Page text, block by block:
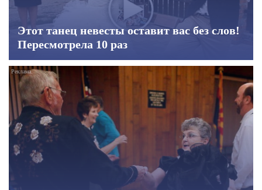
Этот танец невесты оставит вас без слов!
Пересмотрела 10 раз